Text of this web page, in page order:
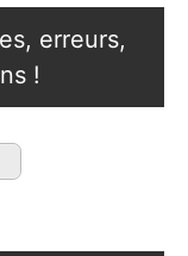
erreurs,
!